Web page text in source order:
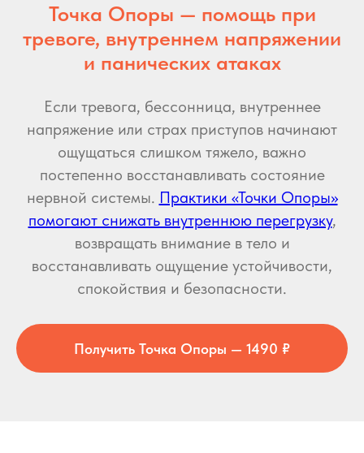
Точка Опоры — помощь при
тревоге, внутреннем напряжении
и панических атаках
Если тревога, бессонница, внутреннее
напряжение или страх приступов начинают
ощущаться слишком тяжело, важно
постепенно восстанавливать состояние
нервной системы. Практики «Точки Опоры»
помогают снижать внутреннюю перегрузку,
возвращать внимание в тело и
восстанавливать ощущение устойчивости,
спокойствия и безопасности.
Получить Точка Опоры — 1490 ₽